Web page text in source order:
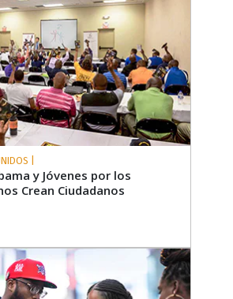
|
y Jóvenes por los
Crean Ciudadanos